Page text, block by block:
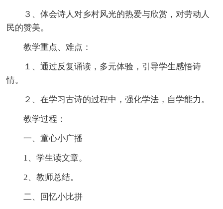
３、体会诗人对乡村风光的热爱与欣赏，对劳动人
民的赞美。
教学重点、难点：
１、通过反复诵读，多元体验，引导学生感悟诗
情。
２、在学习古诗的过程中，强化学法，自学能力。
教学过程：
一、童心小广播
1、学生读文章。
2、教师总结。
二、回忆小比拼